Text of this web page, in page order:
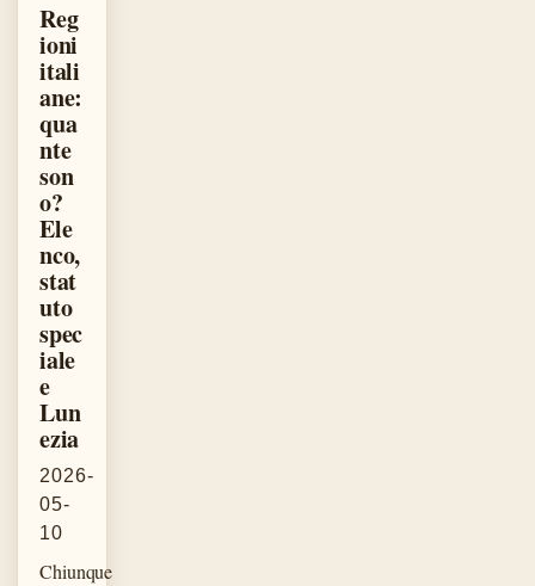
Reg
ioni
itali
ane:
qua
nte
son
o?
Ele
nco,
stat
uto
spec
iale
e
Lun
ezia
2026-
05-
10
Chiunque